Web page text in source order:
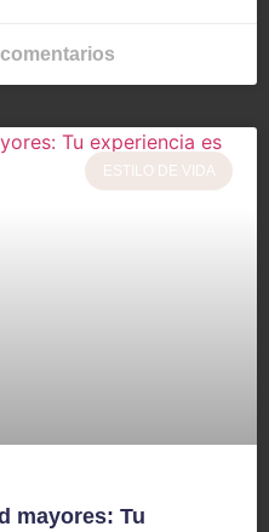
ESTILO DE VIDA
mayores: Tu